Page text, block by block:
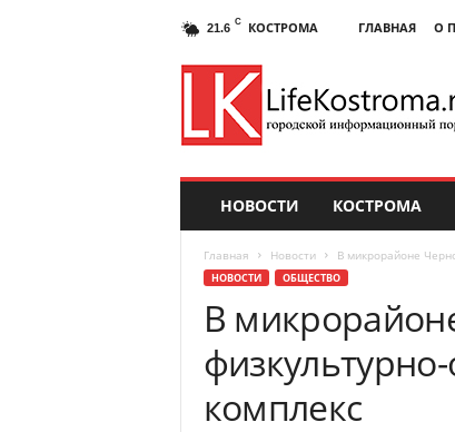
21.6 C КОСТРОМА ГЛАВНАЯ О
НОВОСТИ КОСТРОМА
Главная Новости В микрорайоне
НОВОСТИ ОБЩЕСТВО
В
комплекс